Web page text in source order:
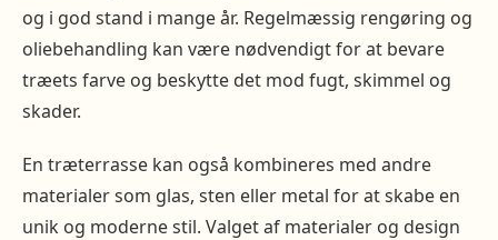
og i god stand i mange år. Regelmæssig rengøring og
oliebehandling kan være nødvendigt for at bevare
træets farve og beskytte det mod fugt, skimmel og
skader.
En træterrasse kan også kombineres med andre
materialer som glas, sten eller metal for at skabe en
unik og moderne stil. Valget af materialer og design